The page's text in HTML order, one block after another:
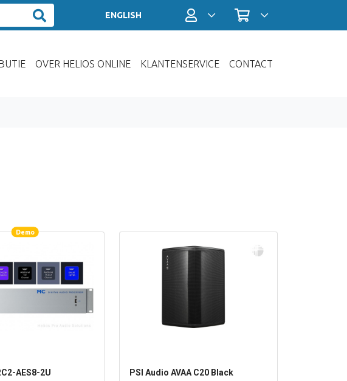
ENGLISH Profiel / InloggenWinkelwagen
OVER HELIOS ONLINE KLANTENSERVICE CONTACT
DemoDemo
AES8-2U
PSI Audio AVAA C20 Black